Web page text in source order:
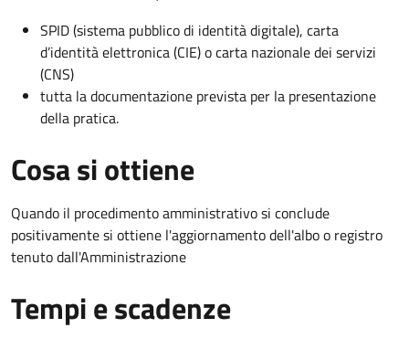
SPID (sistema pubblico di identità digitale), carta
d’identità elettronica (CIE) o carta nazionale dei servizi
(CNS)
tutta la documentazione prevista per la presentazione
della pratica.
Cosa si ottiene
Quando il procedimento amministrativo si conclude
positivamente si ottiene l'aggiornamento dell'albo o registro
tenuto dall'Amministrazione
Tempi e scadenze